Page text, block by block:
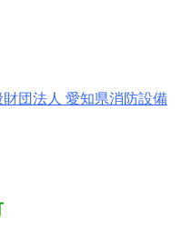
団法人 愛知県消防設備